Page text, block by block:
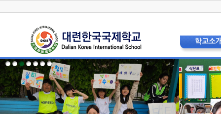
학교소
학교장 인
상징 및 교
교육비전
현황 및
교직원소